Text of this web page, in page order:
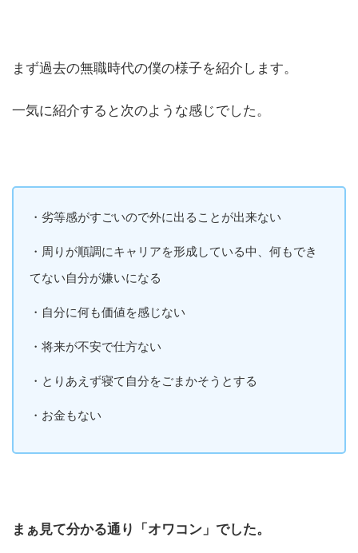
まず過去の無職時代の僕の様子を紹介します。
一気に紹介すると次のような感じでした。
・劣等感がすごいので外に出ることが出来ない
・周りが順調にキャリアを形成している中、何もでき
てない自分が嫌いになる
・自分に何も価値を感じない
・将来が不安で仕方ない
・とりあえず寝て自分をごまかそうとする
・お金もない
まぁ見て分かる通り「オワコン」でした。